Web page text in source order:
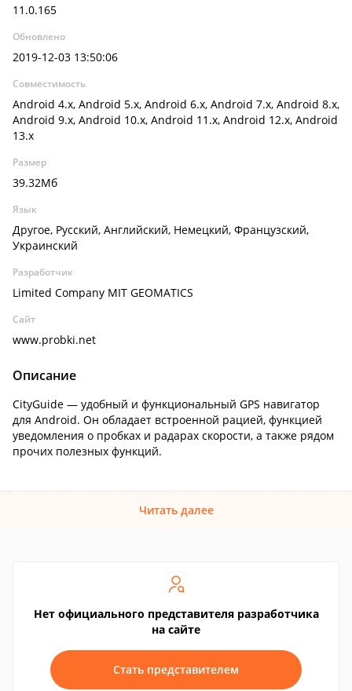
11.0.165
Обновлено
2019-12-03 13:50:06
Совместимость
Android 4.x, Android 5.x, Android 6.x, Android 7.x, Android 8.x,
Android 9.x, Android 10.x, Android 11.x, Android 12.x, Android
13.x
Размер
39.32Мб
Язык
Другое, Русский, Английский, Немецкий, Французский,
Украинский
Разработчик
Limited Company MIT GEOMATICS
Сайт
www.probki.net
Описание
CityGuide — удобный и функциональный GPS навигатор
для Android. Он обладает встроенной рацией, функцией
уведомления о пробках и радарах скорости, а также рядом
прочих полезных функций.
Читать далее
Нет официального представителя разработчика
на сайте
Стать представителем